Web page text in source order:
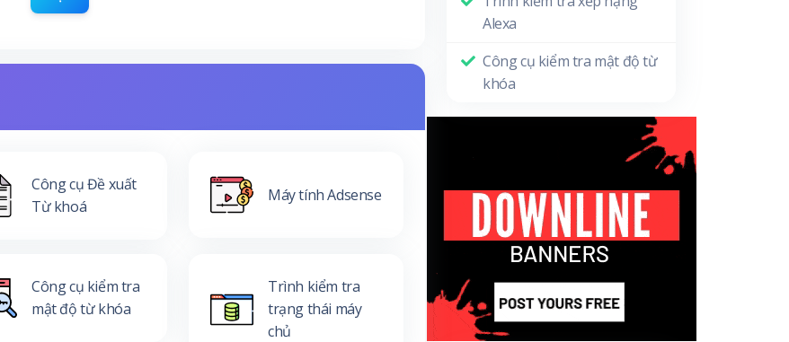
Công cụ Đề xuất
Từ khoá
Máy tính Adsense
Công cụ kiểm tra
mật độ từ khóa
Trình kiểm tra
trạng thái máy
chủ
Alexa
Công cụ kiểm tra mật độ từ
khóa